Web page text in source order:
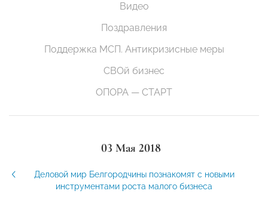
Видео
Поздравления
Поддержка МСП. Антикризисные меры
СВОй бизнес
ОПОРА — СТАРТ
03 Мая 2018
Деловой мир Белгородчины познакомят с новыми
инструментами роста малого бизнеса